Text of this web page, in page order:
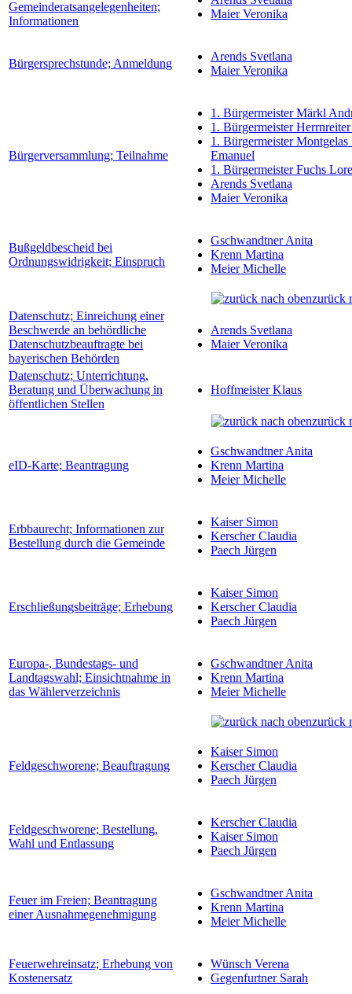
Gemeinderatsangelegenheiten;
Informationen
Maier Veronika
Bürgersprechstunde; Anmeldung
Arends Svetlana
Maier Veronika
Bürgerversammlung; Teilnahme
1. Bürgermeister Märkl
1. Bürgermeister Herrnreiter
1. Bürgermeister
Emanuel
1. Bürgermeister Fuchs
Arends Svetlana
Maier Veronika
Bußgeldbescheid bei
Ordnungswidrigkeit; Einspruch
Gschwandtner Anita
Krenn Martina
Meier Michelle
zurück
Datenschutz; Einreichung einer
Beschwerde an behördliche
Datenschutzbeauftragte bei
bayerischen Behörden
Arends Svetlana
Maier Veronika
Datenschutz; Unterrichtung,
Beratung und Überwachung in
öffentlichen Stellen
Hoffmeister Klaus
zurück
eID-Karte; Beantragung
Gschwandtner Anita
Krenn Martina
Meier Michelle
Erbbaurecht; Informationen zur
Bestellung durch die Gemeinde
Kaiser Simon
Kerscher Claudia
Paech Jürgen
Erschließungsbeiträge; Erhebung
Kaiser Simon
Kerscher Claudia
Paech Jürgen
Europa-, Bundestags- und
Landtagswahl; Einsichtnahme in
das Wählerverzeichnis
Gschwandtner Anita
Krenn Martina
Meier Michelle
zurück
Feldgeschworene; Beauftragung
Kaiser Simon
Kerscher Claudia
Paech Jürgen
Feldgeschworene; Bestellung,
Wahl und Entlassung
Kerscher Claudia
Kaiser Simon
Paech Jürgen
Feuer im Freien; Beantragung
einer Ausnahmegenehmigung
Gschwandtner Anita
Krenn Martina
Meier Michelle
Feuerwehreinsatz; Erhebung von
Kostenersatz
Wünsch Verena
Gegenfurtner Sarah